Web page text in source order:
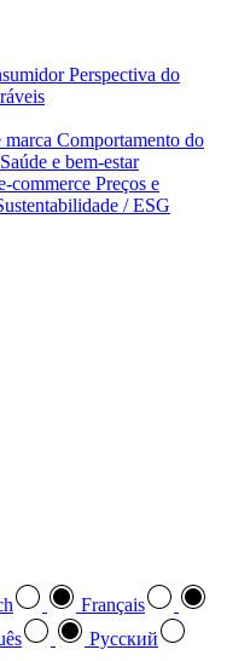
Perspectiva do
marca Comportamento do
Saúde e bem‑estar
Preços e
/ ESG
Français
Pусский